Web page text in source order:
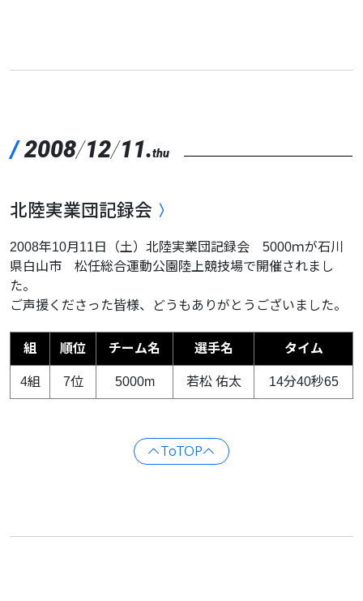
/2008/12/11.thu
北陸実業団記録会
2008年10月11日（土）北陸実業団記録会 5000ｍが石川
県白山市 松任総合運動公園陸上競技場で開催されまし
た。
ご声援くださった皆様、どうもありがとうございました。
組 順位 チーム名 選手名 タイム
4組 7位 5000m 若松 佑太 14分40秒65
ToTOP